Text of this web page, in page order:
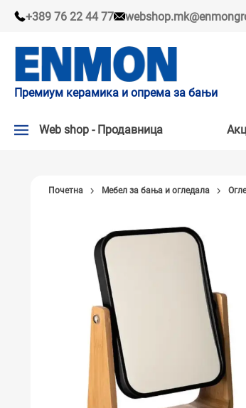
+389 76 22 44 77
Премиум керамика и опрема за бањи
Web shop - Продавница
НАШИ ПРЕПОРАКИ
СЛАВИНИ
КАДИ И КАБИНИ
САНИТАРИЈА
ТУШЕВИ
ГАЛАНТЕРИЈА ЗА БАЊА
Почетна Мебел за бања и огледала